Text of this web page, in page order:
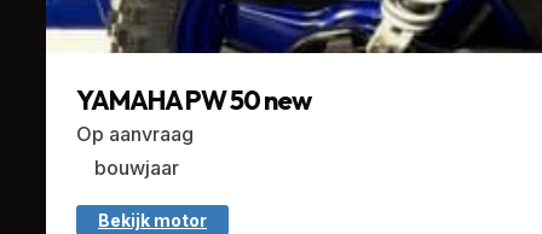
YAMAHA PW 50 new
Op aanvraag
bouwjaar
Bekijk motor